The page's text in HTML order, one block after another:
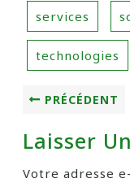
services
technologies
PRÉCÉDENT
Laisser
Votre adresse